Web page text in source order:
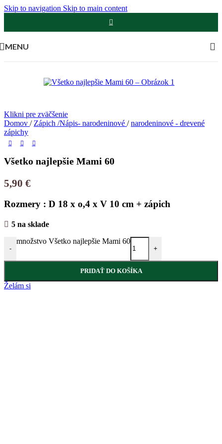
Skip to navigation Skip to main content
MENU
Klikni pre zväčšenie
Domov / Zápich /Nápis- narodeninové / narodeninové - drevené
zápichy
Všetko najlepšie Mami 60
5,90 €
Rozmery : D 18 x o,4 x V 10 cm + zápich
5 na sklade
-
množstvo Všetko najlepšie Mami 60
+
PRIDAŤ DO KOŠÍKA
Želám si